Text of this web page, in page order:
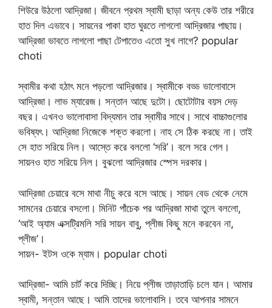
শিউরে উঠলো আদ্রিজা। জীবনে প্রথম স্বামী ছাড়া অন্য কেউ তার শরীরে
হাত দিল এভাবে। সায়নের পাকা হাত ঘুরতে লাগলো আদ্রিজার পাছায়।
আদ্রিজা ভাবতে লাগলো পাছা টেপাতেও এতো সুখ লাগে? popular
choti
স্বামীর কথা হঠাৎ মনে পড়লো আদ্রিজার। স্বামীকে বড্ড ভালোবাসে
আদ্রিজা। লাভ ম্যারেজ। সন্তান আছে দুটো। ছোটোটার বয়স দেড়
বছর। এখনও ভালোবাসা বিদ্যমান তার স্বামীর সাথে। সাথে বাচ্চাগুলোর
ভবিষ্যৎ। আদ্রিজা নিজেকে শক্ত করলো। নাহ সে ঠিক করছে না। তাই
সে হাত সরিয়ে নিল। আস্তে করে বললো ‘সরি’। বলে সরে গেল।
সায়নও হাত সরিয়ে নিল। বুঝলো আদ্রিজার স্পেস দরকার।
আদ্রিজা চেয়ারে বসে মাথা নীচু করে বসে আছে। সায়ন বেড থেকে নেমে
সামনের চেয়ারে বসলো। মিনিট পাঁচেক পর আদ্রিজা মাথা তুলে বললো,
‘আই অ্যাম এক্সট্রিমলি সরি সায়ন বাবু, প্লীজ কিছু মনে করবেন না,
প্লীজ’।
সায়ন- ইটস ওকে ম্যাম। popular choti
আদ্রিজা- আমি চার্ট করে দিচ্ছি। নিয়ে প্লীজ তাড়াতাড়ি চলে যান। আমার
স্বামী, সন্তান আছে। আমি তাদের ভালোবাসি। তবে আপনার সামনে